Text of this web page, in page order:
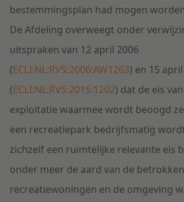
bestemmingsplan had mogen
De Afdeling overweegt onder
uitspraken van 12 april 2006
(ECLI:NL:RVS:2006:AW1263) en 15
(ECLI:NL:RVS:2015:1202) dat de eis
exploitatie waarmee wordt beoogd
een recreatiepark bedrijfsmatig
zichzelf een ruimtelijke relevante eis
onder meer de aard van de betrokken
recreatiewoningen en de omgeving